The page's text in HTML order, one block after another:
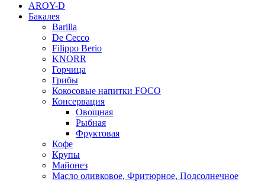
AROY-D
Бакалея
Barilla
De Cecco
Filippo Berio
KNORR
Горчица
Грибы
Кокосовые напитки FOCO
Консервация
Овощная
Рыбная
Фруктовая
Кофе
Крупы
Майонез
Масло оливковое, Фритюрное, Подсолнечное